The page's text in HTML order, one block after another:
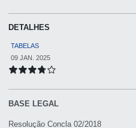
BASE LEGAL
Resolução Concla 02/2018
DETALHES
TABELAS
09 JAN. 2025